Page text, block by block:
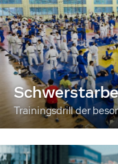
Trainingsdrill der